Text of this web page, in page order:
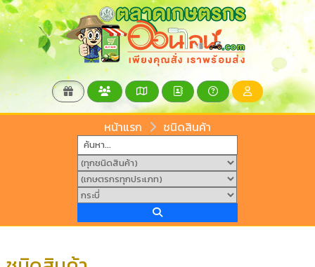
หน้าแรก ชนิดสินค้า